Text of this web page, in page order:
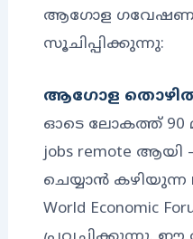
ആഗോള
സൂചിപ്പിക്കുന്നു:
ആഗോള തൊഴിൽ
ഓടെ ലോകത്ത് 90
jobs remote ആയി
ചെയ്യാൻ
World Economic